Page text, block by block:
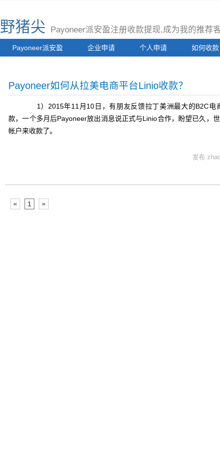
野猪尖 Payoneer派安盈注册收款提现,成为我的推荐
Payoneer派安盈 企业申请 个人申请 如何收款
Payoneer如何从拉美电商平台Linio收款？
1）2015年11月10日，有朋友反馈拉丁美洲最大的B2C电
款，一个多月后Payoneer放出消息说正式与Linio合作，盼望已久，
帐户来收款了。
发布
« 1 »